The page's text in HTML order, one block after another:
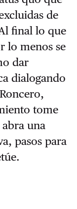
de
final lo que
lo menos se
dar
dialogando
tome
abra una
pasos para